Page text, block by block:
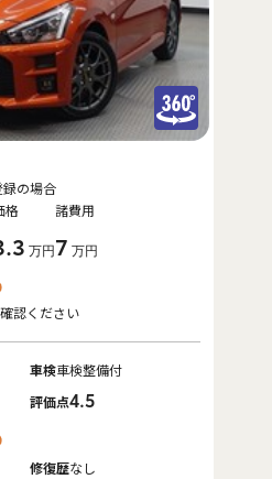
格
.3 万円
諸費用
7 万円
の場合
認ください
車検車検整備付
評価点4.5
修復歴なし